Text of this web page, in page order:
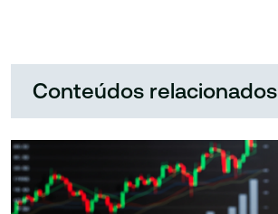
Conteúdos relacionados